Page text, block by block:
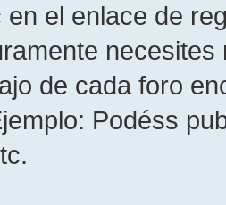
en el enlace de
de cada foro
Podéss